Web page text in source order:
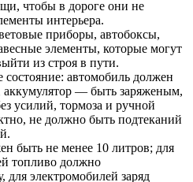
чтобы в дороге они не
интерьера.
приборы, автобоксы,
элементы, которые могут
из строя в пути.
состояние: автомобиль должен
аккумулятор — быть заряженым,
усилий, тормоза и ручной
не должно быть подтеканий
быть не менее 10 литров; для
топливо должно
для электромобилей заряд